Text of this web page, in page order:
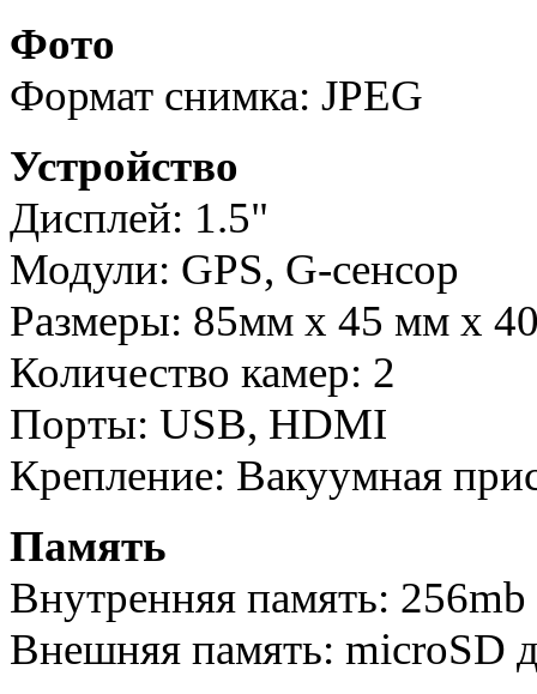
Фото
Формат снимка: JPEG
Устройство
Дисплей: 1.5"
Модули: GPS, G-сенсор
Размеры: 85мм х 45 мм х
Количество камер: 2
Порты: USB, HDMI
Крепление: Вакуумная
Память
Внутренняя память: 256mb
Внешняя память: microSD